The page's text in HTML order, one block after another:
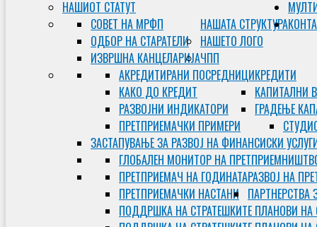
НАШИОТ СТАТУТ
НАШАТА СТРУКТУРА
СОВЕТ НА МРФП
ОДБОР НА СТАРАТЕЛИ
ИЗВРШНА КАНЦЕЛАРИЈА
НАШЕТО ЛОГО
ЧПП
КРЕДИТИ
АКРЕДИТИРАНИ ПОСРЕДНИЦИ
КАКО ДО КРЕДИТ
РАЗВОЈНИ ИНДИКАТОРИ
ПРЕТПРИЕМАЧКИ ПРИМЕРИ
КАПИТАЛНИ
ГРАДЕЊЕ
ЗАСТАПУВАЊЕ ЗА РАЗВОЈ НА ФИНАНСИСКИ
ГЛОБАЛЕН МОНИТОР НА
РАЗВОЈ НА
ПРЕТПРИЕМАЧ НА ГОДИНАТА
ПРЕТПРИЕМАЧКИ НАСТАНИ ПАРТНЕРСТВА
ПОДДРШКА НА СТРАТЕШКИТЕ ПЛАНОВИ НА